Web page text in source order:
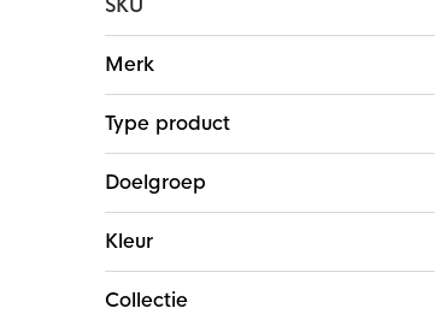
SKU
informatie
Merk
Type product
Doelgroep
Kleur
Collectie